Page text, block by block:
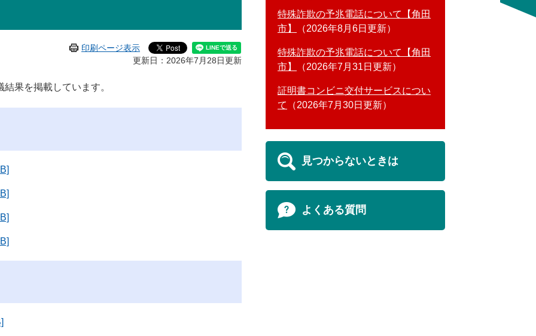
印刷ページ表示
更新日：2026年7月28日更新
果を掲載しています。
特殊詐欺の予兆電話について【角田
市】
2026年8月6日更新
特殊詐欺の予兆電話について【角田
市】
2026年7月31日更新
証明書コンビニ交付サービスについ
て
2026年7月30日更新
見つからないときは
よくある質問